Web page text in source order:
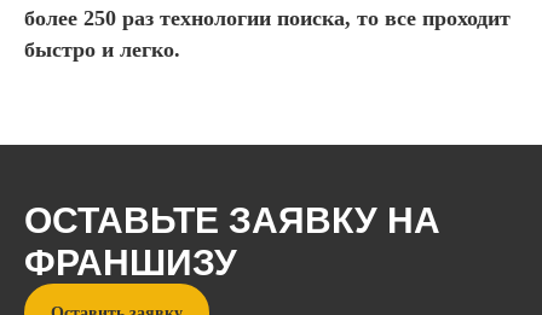
более 250 раз технологии поиска, то все проходит
быстро и легко.
ОСТАВЬТЕ ЗАЯВКУ НА
ФРАНШИЗУ